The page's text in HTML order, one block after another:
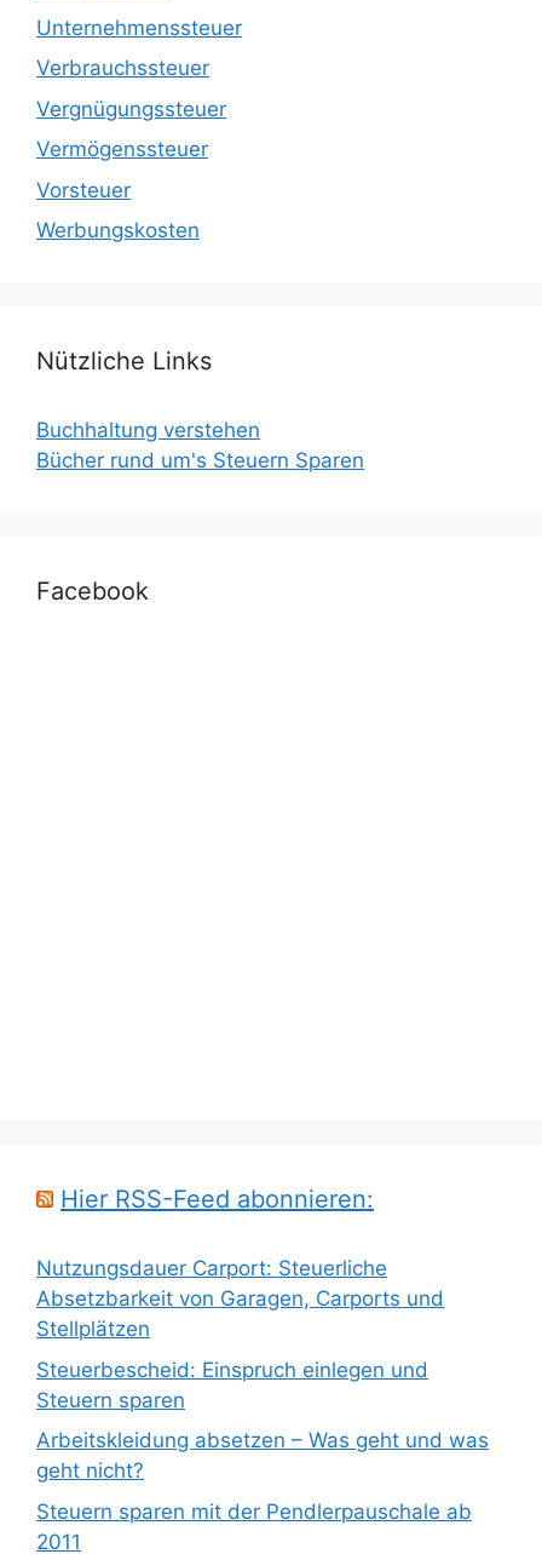
Unternehmenssteuer
Verbrauchssteuer
Vergnügungssteuer
Vermögenssteuer
Vorsteuer
Werbungskosten
Nützliche Links
Buchhaltung verstehen
Bücher rund um's Steuern Sparen
Facebook
Hier RSS-Feed abonnieren:
Nutzungsdauer Carport: Steuerliche
Absetzbarkeit von Garagen, Carports und
Stellplätzen
Steuerbescheid: Einspruch einlegen und
Steuern sparen
Arbeitskleidung absetzen – Was geht und was
geht nicht?
Steuern sparen mit der Pendlerpauschale ab
2011